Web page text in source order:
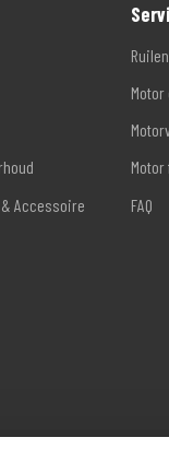
Accessoire
FAQ